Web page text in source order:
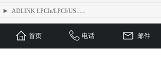
ADLINK LPCIe/LPCI/US......
ADLINK MXE-1300 系列工业......
首页 电话 邮件